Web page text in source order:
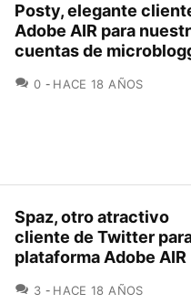
Posty, elegante
Adobe AIR para
cuentas de
0 COMENTARIOS
HACE 18 AÑOS
Spaz, otro atractivo
cliente de Twitter
plataforma Adobe AIR
3 COMENTARIOS
HACE 18 AÑOS